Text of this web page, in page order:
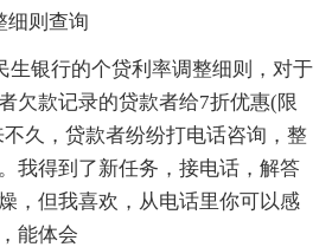
细则查询
生银行的个贷利率调整细则，对于
欠款记录的贷款者给7折优惠(限
久，贷款者纷纷打电话咨询，整
我得到了新任务，接电话，解答
，但我喜欢，从电话里你可以感
能体会